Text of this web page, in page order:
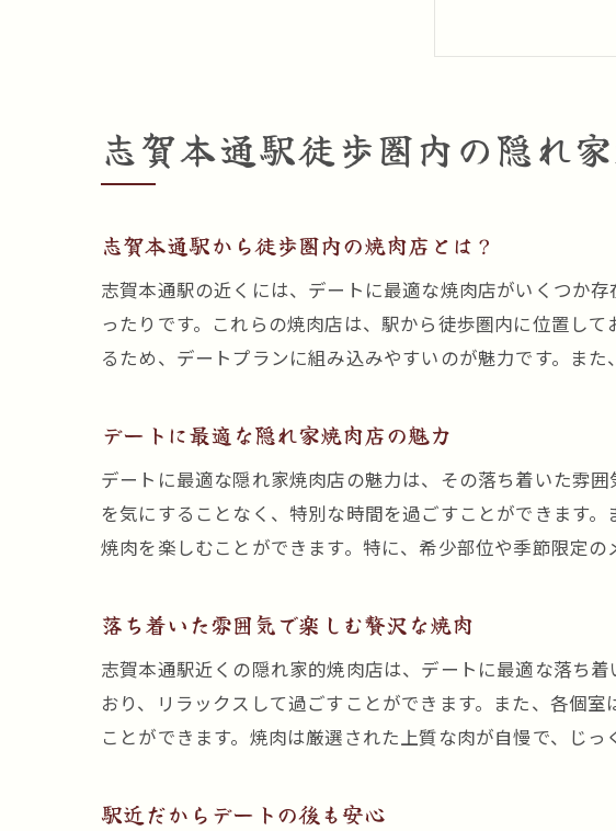
落ち着
駅近だか
志賀本
個室で楽しむ
二人だ
隠れ家的
志賀本
志賀本
贅沢な
特別な夜
志賀本
特別な日を
特別な日
志賀本通駅徒歩圏内の隠れ
志賀本通駅から徒歩圏内の焼肉店とは？
志賀本通駅の近くには、デートに最適な焼肉店がいくつか
ったりです。これらの焼肉店は、駅から徒歩圏内に位置し
るため、デートプランに組み込みやすいのが魅力です。ま
デートに最適な隠れ家焼肉店の魅力
デートに最適な隠れ家焼肉店の魅力は、その落ち着いた雰
を気にすることなく、特別な時間を過ごすことができます
焼肉を楽しむことができます。特に、希少部位や季節限定
落ち着いた雰囲気で楽しむ贅沢な焼肉
志賀本通駅近くの隠れ家的焼肉店は、デートに最適な落ち
おり、リラックスして過ごすことができます。また、各個
ことができます。焼肉は厳選された上質な肉が自慢で、じ
駅近だからデートの後も安心